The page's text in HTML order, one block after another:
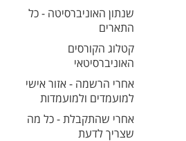
שנתון האוניברסיטה - כל
התארים
קטלוג הקורסים
האוניברסיטאי
אחרי הרשמה - אזור אישי
למועמדים ולמועמדות
אחרי שהתקבלת - כל מה
שצריך לדעת